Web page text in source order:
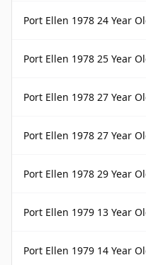
Port Ellen 1978 24 Year
Port Ellen 1978 25 Year
Port Ellen 1978 27 Year
Port Ellen 1978 27 Year Old
Port Ellen 1978 29 Year
Port Ellen 1979 13 Year Old
Port Ellen 1979 14 Year